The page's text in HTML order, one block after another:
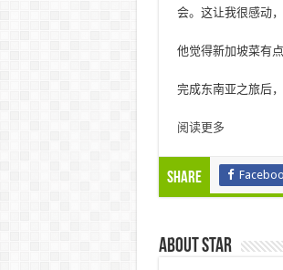
会。这让我很感动，
他觉得新加坡菜有
完成东南亚之旅后
阅读更多
Share
About star